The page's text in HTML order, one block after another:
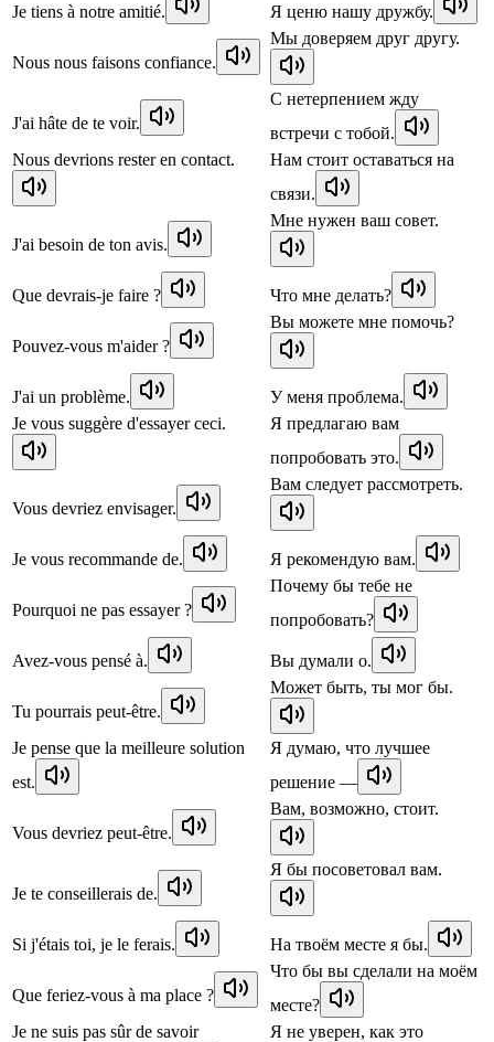
Je tiens à notre amitié. Я ценю нашу дружбу.
Nous nous faisons confiance.
Мы доверяем друг другу.
J'ai hâte de te voir.
С нетерпением жду
встречи с тобой.
Nous devrions rester en contact.
Нам стоит оставаться на
связи.
J'ai besoin de ton avis.
Мне нужен ваш совет.
Que devrais-je faire ? Что мне делать?
Pouvez-vous m'aider ?
Вы можете мне помочь?
J'ai un problème.
У меня проблема.
Je vous suggère d'essayer ceci.
Я предлагаю вам
попробовать это.
Vous devriez envisager.
Вам следует рассмотреть.
Je vous recommande de. Я рекомендую вам.
Pourquoi ne pas essayer ?
Почему бы тебе не
попробовать?
Avez-vous pensé à. Вы думали о.
Tu pourrais peut-être.
Может быть, ты мог бы.
Je pense que la meilleure solution
est.
Я думаю, что лучшее
решение —
Vous devriez peut-être.
Вам, возможно, стоит.
Je te conseillerais de.
Я бы посоветовал вам.
Si j'étais toi, je le ferais. На твоём месте я бы.
Que feriez-vous à ma place ?
Что бы вы сделали на моём
месте?
Je ne suis pas sûr de savoir
Я не уверен, как это